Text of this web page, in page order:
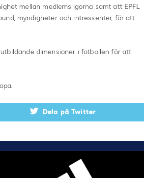
mellan medlemsligorna samt att EPFL
myndigheter och intressenter, för att
dimensioner i fotbollen för att
Dela på Twitter